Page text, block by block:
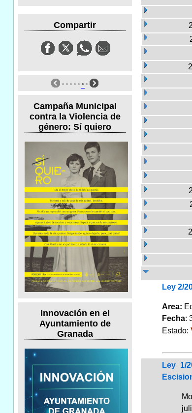
Compartir
Campaña Municipal
contra la Violencia de
género: Sí quiero
Innovación en el
Ayuntamiento de
Granada
Ley 2/
Area:
Fecha:
Estado:
Ley 1/